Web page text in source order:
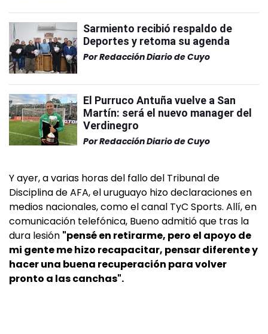
Sarmiento recibió respaldo de
Deportes y retoma su agenda
PorRedacción Diario de Cuyo
El Purruco Antuña vuelve a San
Martín: será el nuevo manager del
Verdinegro
PorRedacción Diario de Cuyo
Y ayer, a varias horas del fallo del Tribunal de
Disciplina de AFA, el uruguayo hizo declaraciones en
medios nacionales, como el canal TyC Sports. Allí, en
comunicación telefónica, Bueno admitió que tras la
dura lesión "pensé en retirarme, pero el apoyo de
mi gente me hizo recapacitar, pensar diferente y
hacer una buena recuperación para volver
pronto a las canchas".